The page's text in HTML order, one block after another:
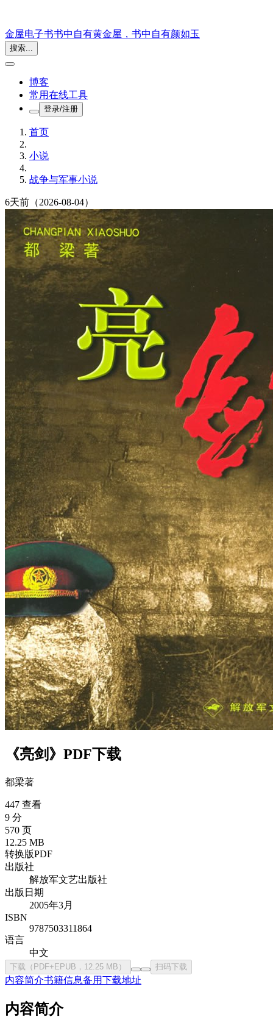
金屋电子书书中自有黄金屋，书中自有颜如玉
搜索...
博客
常用在线工具
登录/注册
首页
小说
战争与军事小说
6天前 （2026-08-04）
《亮剑》PDF下载
都梁著
447 查看
9 分
570 页
12.25 MB
转换版PDF
出版社
解放军文艺出版社
出版日期
2005年3月
ISBN
9787503311864
语言
中文
下载（PDF+EPUB，12.25 MB） 扫码下载
内容简介书籍信息备用下载地址
内容简介